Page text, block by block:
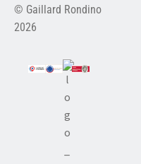
© Gaillard Rondino
2026